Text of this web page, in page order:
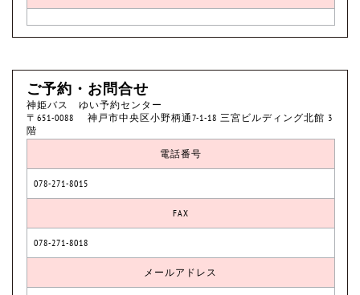
ご予約・お問合せ
神姫バス ゆい予約センター
〒651-0088 神戸市中央区小野柄通7-1-18 三宮ビルディング北館 3
階
電話番号
078-271-8015
FAX
078-271-8018
メールアドレス